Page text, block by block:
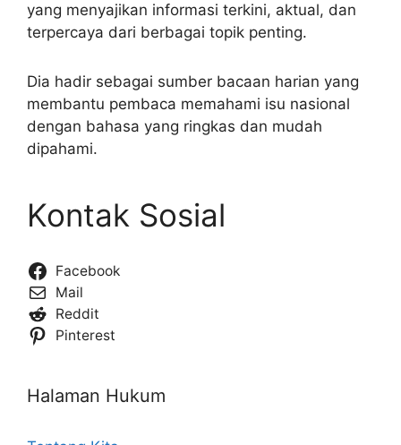
yang menyajikan informasi terkini, aktual, dan
terpercaya dari berbagai topik penting.
Dia hadir sebagai sumber bacaan harian yang
membantu pembaca memahami isu nasional
dengan bahasa yang ringkas dan mudah
dipahami.
Kontak Sosial
Facebook
Mail
Reddit
Pinterest
Halaman Hukum